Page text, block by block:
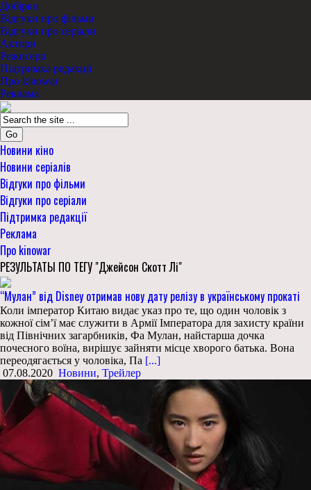
Добірки
Відгуки про фільми
Відгуки про серіали
Актори
Режисери
Підтримка редакції
Про kinowar
Реклама
Go
Новини кіно
Новини серіалів
Відгуки про фільми
Відгуки про серіали
Підтримка редакції
Реклама
Про kinowar
РЕЗУЛЬТАТЫ ПО ТЕГУ "Джейсон Скотт Лі"
“Мулан” від Disney отримав нову дату релізу в українському прокаті
Коли імператор Китаю видає указ про те, що один чоловік з
кожної сім’ї має служити в Армії Імператора для захисту країни
від Північних загарбників, Фа Мулан, найстарша дочка
почесного воїна, вирішує зайняти місце хворого батька. Вона
переодягається у чоловіка, Па [...]
07.08.2020 Новини, Трейлер